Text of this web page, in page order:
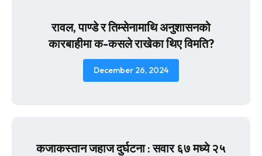
रावल, पाण्डे र तिम्सेनामाथि अनुशासनको
कारबाहीमा क-कसले राखेका थिए विमति?
December 26, 2024
कजाकस्तान जहाज दुर्घटना : सवार ६७ मध्ये २५